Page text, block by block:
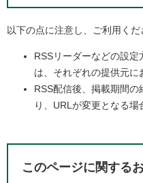
以下の点に注意し、ご利用くだ
RSSリーダーなどの設
は、それぞれの提供元に
RSS配信後、掲載期間
り、URLが変更となる場
このページに関する